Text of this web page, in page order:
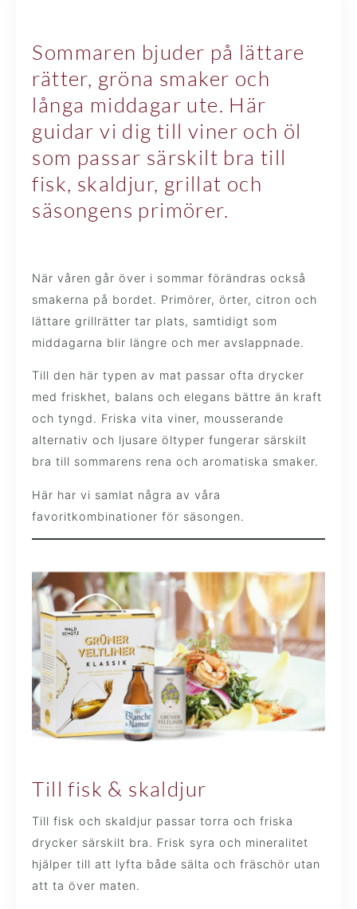
Sommaren bjuder på lättare
rätter, gröna smaker och
långa middagar ute. Här
guidar vi dig till viner och öl
som passar särskilt bra till
fisk, skaldjur, grillat och
säsongens primörer.
När våren går över i sommar förändras också
smakerna på bordet. Primörer, örter, citron och
lättare grillrätter tar plats, samtidigt som
middagarna blir längre och mer avslappnade.
Till den här typen av mat passar ofta drycker
med friskhet, balans och elegans bättre än kraft
och tyngd. Friska vita viner, mousserande
alternativ och ljusare öltyper fungerar särskilt
bra till sommarens rena och aromatiska smaker.
Här har vi samlat några av våra
favoritkombinationer för säsongen.
Till fisk & skaldjur
Till fisk och skaldjur passar torra och friska
drycker särskilt bra. Frisk syra och mineralitet
hjälper till att lyfta både sälta och fräschör utan
att ta över maten.